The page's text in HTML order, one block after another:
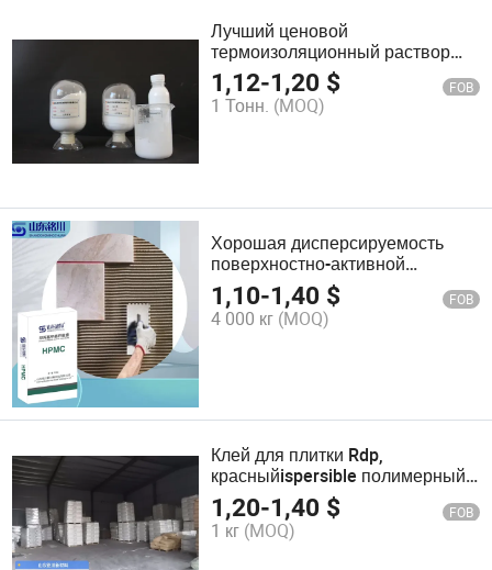
Лучший ценовой
термоизоляционный раствор
строительный добавка
самовыравнивающийся
раствор редиспергируемый
1,12-1,20 $ FOB
1 Тонн. (MOQ)
Хорошая дисперсируемость
поверхностно-активной
функции
гидроксипропилметилцеллюлозы
(ГПМЦ)
1,10-1,40 $ FOB
4 000 кг (MOQ)
Клей для плитки Rdp,
красныйispersible полимерный
порошок
1,20-1,40 $ FOB
1 кг (MOQ)